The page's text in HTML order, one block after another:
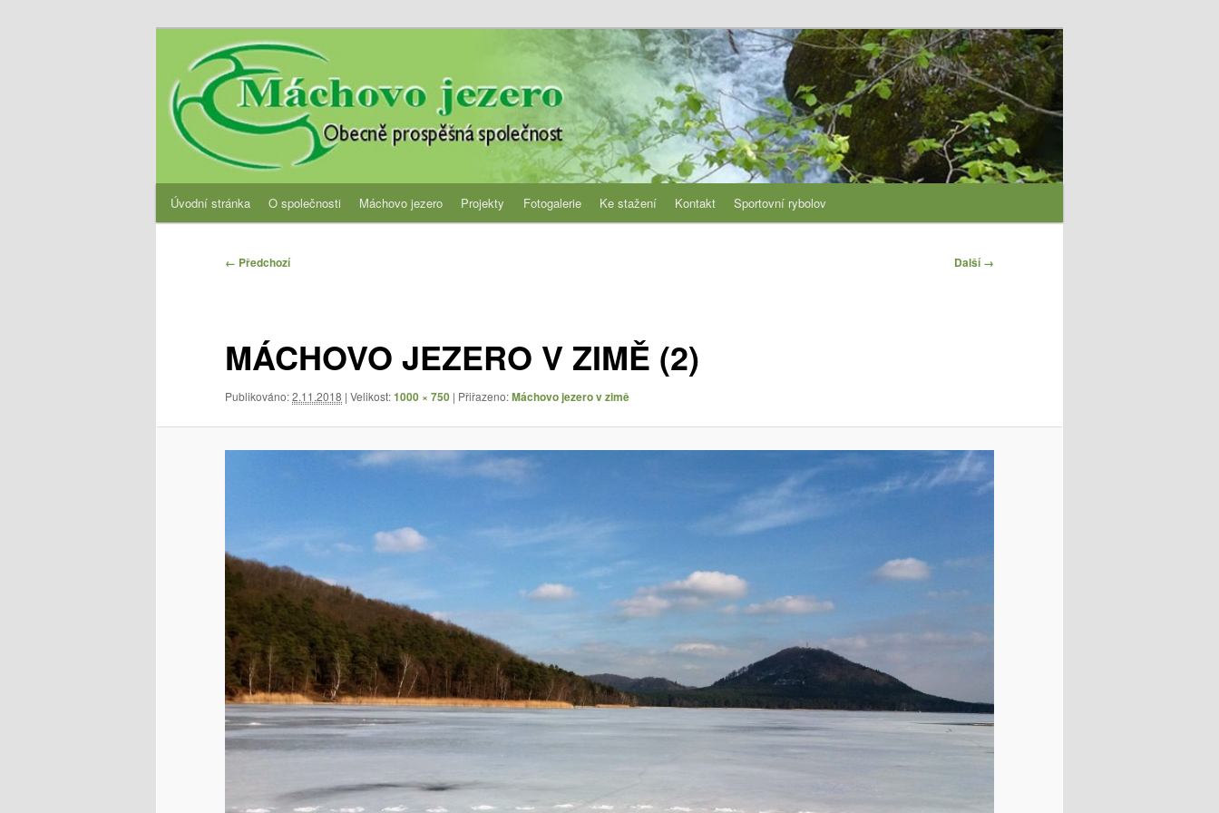
OPS Máchovo jezero
Obecně prospěšná společnost
Hlavní
Úvodní stránka O společnosti Máchovo jezero Projekty Fotogalerie Ke stažení Kontakt Sportovní rybolov
Navigace
← Předchozí Další →
MÁCHOVO JEZERO V ZIMĚ (2)
Publikováno:2.11.2018 | Velikost:1000 × 750 | Přiřazeno:Máchovo jezero v zimě